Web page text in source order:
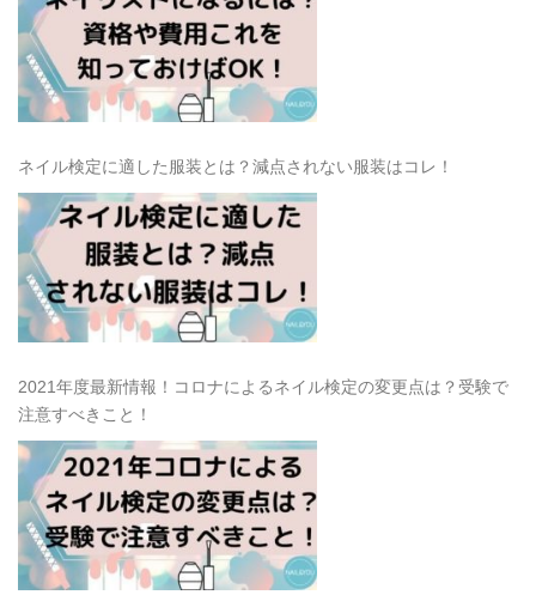
ネイル検定に適した服装とは？減点されない服装はコレ！
2021年度最新情報！コロナによるネイル検定の変更点は？受験で
注意すべきこと！